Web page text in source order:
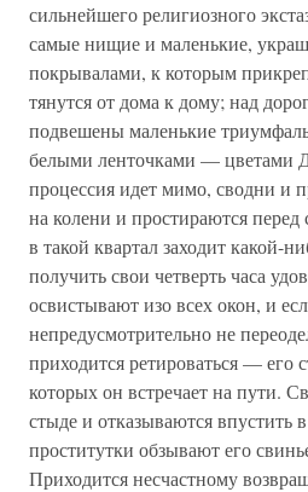
сильнейшего религиозного
самые нищие и маленькие,
покрывалами, к которым
тянутся от дома к дому; над
подвешены маленькие
белыми ленточками — цветами
процессия идет мимо, сводни и
на колени и простираются
в такой квартал заходит какой-
получить свои четверть часа
освистывают изо всех окон, и
непредусмотрительно не
приходится ретироваться — его
которых он встречает на пути.
стыде и отказываются впустить
проститутки обзывают его
Приходится несчастному